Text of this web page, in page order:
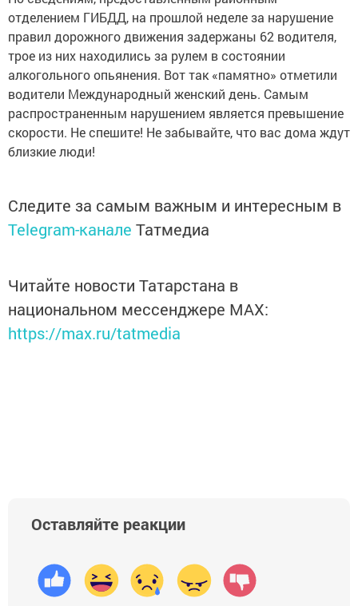
отделением ГИБДД, на прошлой неделе за нарушение
правил дорожного движения задержаны 62 водителя,
трое из них находились за рулем в состоянии
алкогольного опьянения. Вот так «памятно» отметили
водители Международный женский день. Самым
распространенным нарушением является превышение
скорости. Не спешите! Не забывайте, что вас дома ждут
близкие люди!
Следите за самым важным и интересным в
Telegram-канале Татмедиа
Читайте новости Татарстана в
национальном мессенджере MАХ:
https://max.ru/tatmedia
Оставляйте реакции